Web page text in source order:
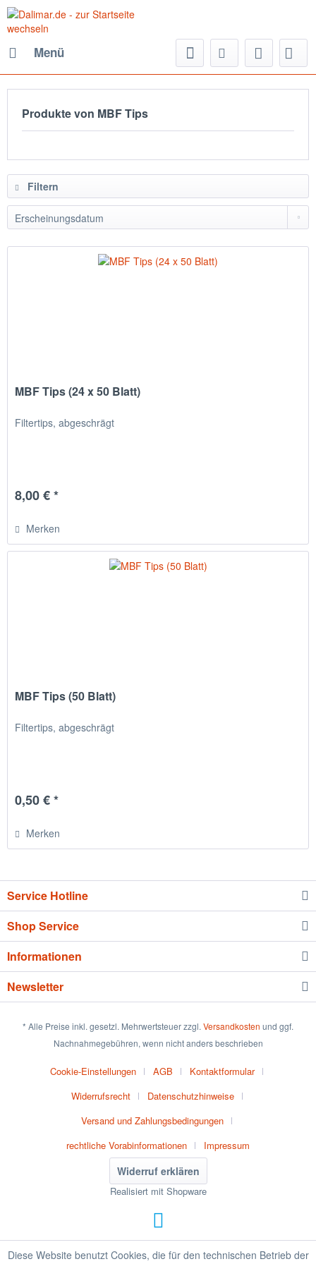
Menü
Produkte von MBF Tips
Filtern
MBF Tips (24 x 50 Blatt)
Filtertips, abgeschrägt
8,00 € *
Merken
MBF Tips (50 Blatt)
Filtertips, abgeschrägt
0,50 € *
Merken
Service Hotline
Shop Service
Informationen
Newsletter
* Alle Preise inkl. gesetzl. Mehrwertsteuer zzgl. Versandkosten und ggf.
Nachnahmegebühren, wenn nicht anders beschrieben
Cookie-Einstellungen AGB
Kontaktformular
Widerrufsrecht
Datenschutzhinweise
Versand und Zahlungsbedingungen
rechtliche Vorabinformationen
Impressum
Widerruf erklären
Realisiert mit Shopware
Diese Website benutzt Cookies, die für den technischen Betrieb der